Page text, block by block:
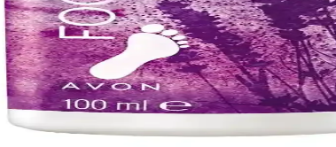
İçin Etkili Çözüm
Ped Egg Ayak Bakım Seti, hijyen ve kullanım
Karşılaştırması
karşılaştırıyoruz. Kokuyu giderme, rahatlatıcı etkiler